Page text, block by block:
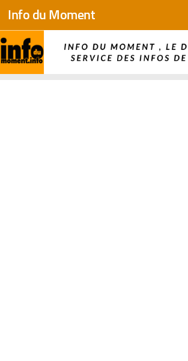
Skip to content
Info du Moment